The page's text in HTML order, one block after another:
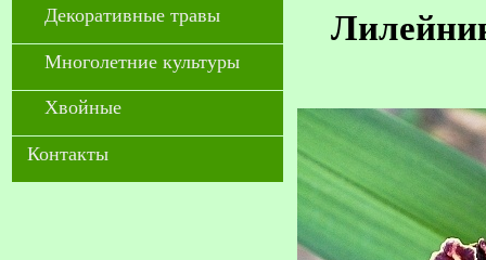
Декоративные травы
Многолетние культуры
Хвойные
Контакты